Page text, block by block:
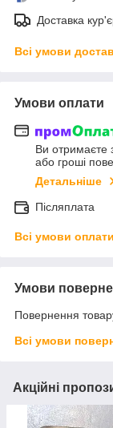
Доставка
Всі умови
Умови оплати
Ви отримаєте
або гроші
Детальніше
Післяплата
Всі умови оплати
Умови
Повернення
Всі умови
Акційні